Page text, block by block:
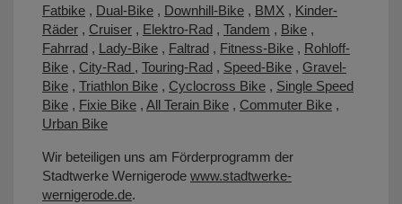
Fatbike , Dual-Bike , Downhill-Bike , BMX , Kinder-
Räder , Cruiser , Elektro-Rad , Tandem , Bike ,
Fahrrad , Lady-Bike , Faltrad , Fitness-Bike , Rohloff-
Bike , City-Rad , Touring-Rad , Speed-Bike , Gravel-
Bike , Triathlon Bike , Cyclocross Bike , Single Speed
Bike , Fixie Bike , All Terain Bike , Commuter Bike ,
Urban Bike
Wir beteiligen uns am Förderprogramm der
Stadtwerke Wernigerode www.stadtwerke-
wernigerode.de.